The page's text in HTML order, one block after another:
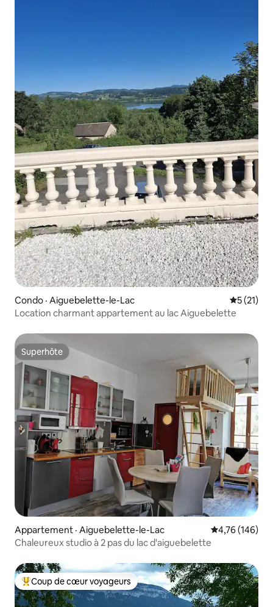
Condo · Aiguebelette-le-Lac Note
5 (21)
Location charmant appartement au lac Aiguebelette
Superhôte
Superhôte
Appartement · Aiguebelette-le-Lac Note
4,76 (146)
Chaleureux studio à 2 pas du lac d'aiguebelette
Coup de cœur voyageurs parmi les plus aimés
Coup de cœur voyageurs